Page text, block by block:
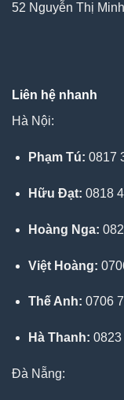
52 Nguyễn Thị
Liên hệ nhanh
Hà Nội:
Phạm Tú: 0817
Hữu Đạt: 0818
Hoàng Nga:
Việt Hoàng:
Thế Anh: 0706
Hà Thanh: 0823
Đà Nẵng: